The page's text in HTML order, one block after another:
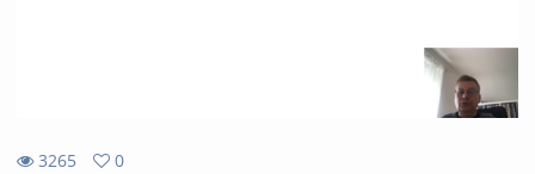
3265
0